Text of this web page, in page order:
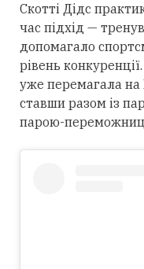
Скотті Дідс
час підхід —
допомагало
рівень
уже перемагала на
ставши разом із
парою-